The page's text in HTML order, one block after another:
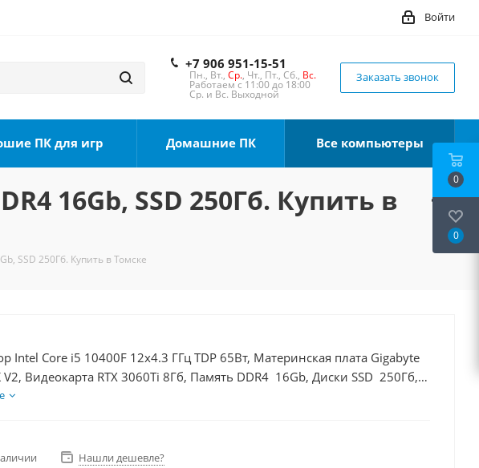
Войти
+7 906 951-15-51
Пн., Вт., Ср., Чт., Пт., Сб., Вс.
Работаем с 11:00 до 18:00
Ср. и Вс. Выходной
Заказать звонок
ПК для игр Домашние ПК Все компьютеры
16Gb, SSD 250Гб. Купить в
SSD 250Гб. Купить в Томске
Intel Core i5 10400F 12x4.3 ГГц TDP 65Вт, Материнская плата Gigabyte
V2, Видеокарта RTX 3060Ti 8Гб, Память DDR4 16Gb, Диски SSD 250Гб,
Нашли дешевле?
0
0